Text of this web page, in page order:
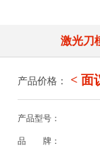
激光刀
产品价格： < 面
产品型号：
品 牌：